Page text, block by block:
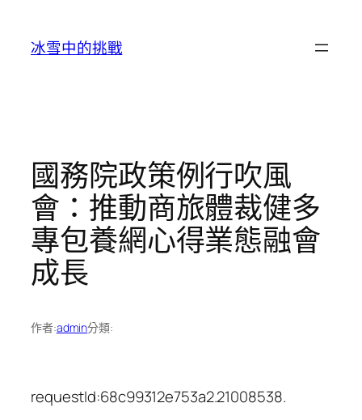
冰雪中的挑戰
國務院政策例行吹風
會：推動商旅體裁健多
專包養網心得業態融會
成長
作者:admin分類:
requestId:68c99312e753a2.21008538.